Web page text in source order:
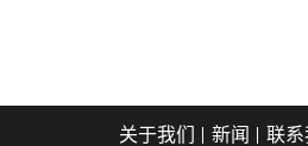
关于我们 新闻
联